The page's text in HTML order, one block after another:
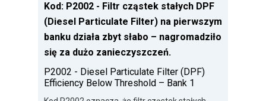
Kod: P2002 - Filtr cząstek stałych DPF
(Diesel Particulate Filter) na pierwszym
banku działa zbyt słabo – nagromadziło
się za dużo zanieczyszczeń.
P2002 - Diesel Particulate Filter (DPF)
Efficiency Below Threshold – Bank 1